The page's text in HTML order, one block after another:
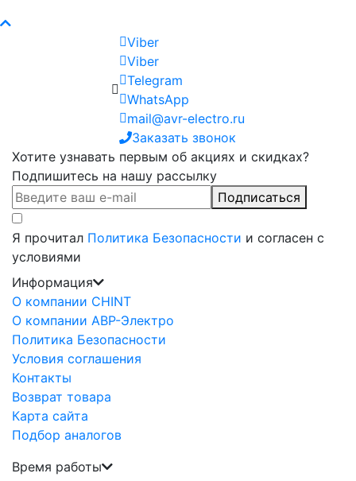
Viber
Viber
Telegram
WhatsApp
mail@avr-electro.ru
Заказать звонок
Хотите узнавать первым об акциях и скидках?
Подпишитесь на нашу рассылку
Подписаться
Я прочитал Политика Безопасности и согласен с
условиями
Информация
О компании CHINT
О компании АВР-Электро
Политика Безопасности
Условия соглашения
Контакты
Возврат товара
Карта сайта
Подбор аналогов
Время работы